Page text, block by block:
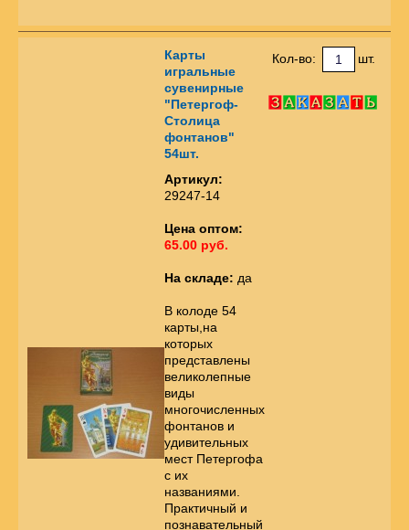
Карты
игральные
сувенирные
"Петергоф-
Столица
фонтанов"
54шт.
Артикул:
29247-14
Цена оптом:
65.00 руб.
На складе: да
В колоде 54
карты,на
которых
представлены
великолепные
виды
многочисленных
фонтанов и
удивительных
мест Петергофа
с их
названиями.
Практичный и
познавательный
Кол-во: шт.